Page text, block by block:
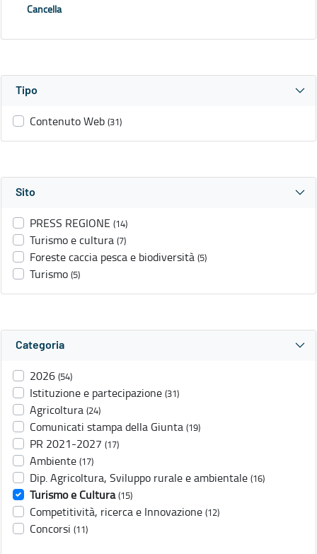
Cancella
Tipo
Contenuto Web (31)
Sito
PRESS REGIONE (14)
Turismo e cultura (7)
Foreste caccia pesca e biodiversità (5)
Turismo (5)
Categoria
2026 (54)
Istituzione e partecipazione (31)
Agricoltura (24)
Comunicati stampa della Giunta (19)
PR 2021-2027 (17)
Ambiente (17)
Dip. Agricoltura, Sviluppo rurale e ambientale (16)
Turismo e Cultura (15)
Competitività, ricerca e Innovazione (12)
Concorsi (11)